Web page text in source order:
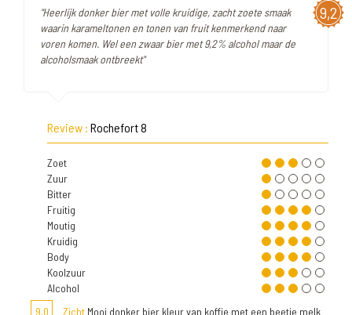
9,2
"Heerlijk donker bier met volle kruidige, zacht zoete smaak
waarin karameltonen en tonen van fruit kenmerkend naar
voren komen. Wel een zwaar bier met 9,2% alcohol maar de
alcoholsmaak ontbreekt"
Review : Rochefort 8
Zoet
Zuur
Bitter
Fruitig
Moutig
Kruidig
Body
Koolzuur
Alcohol
9,0
Zicht Mooi donker bier kleur van koffie met een beetje melk